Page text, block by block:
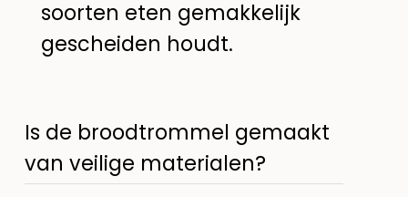
soorten eten gemakkelijk
gescheiden houdt.
Is de broodtrommel gemaakt
van veilige materialen?